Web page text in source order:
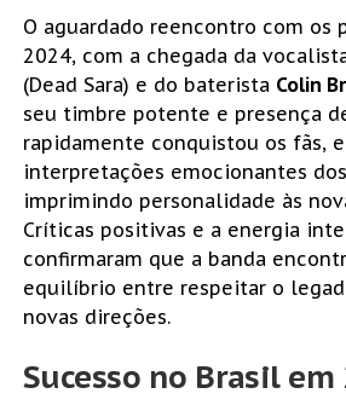
O aguardado reencontro com os
2024, com a chegada da
(Dead Sara) e do baterista Colin
seu timbre potente e presença
rapidamente conquistou os fãs,
interpretações emocionantes
imprimindo personalidade às
Críticas positivas e a energia
confirmaram que a banda
equilíbrio entre respeitar o
novas direções.
Sucesso no Brasil em